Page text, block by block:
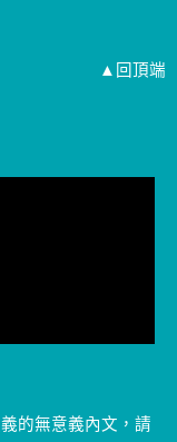
▲回頂端
的無意義內文，請